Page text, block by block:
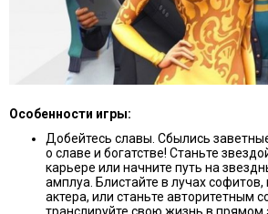
Особенности игры:
Добейтесь славы. Сбылись
о славе и богатстве! Станьте
карьере или начните путь на
амплуа. Блистайте в лучах
актера, или станьте авторитетным